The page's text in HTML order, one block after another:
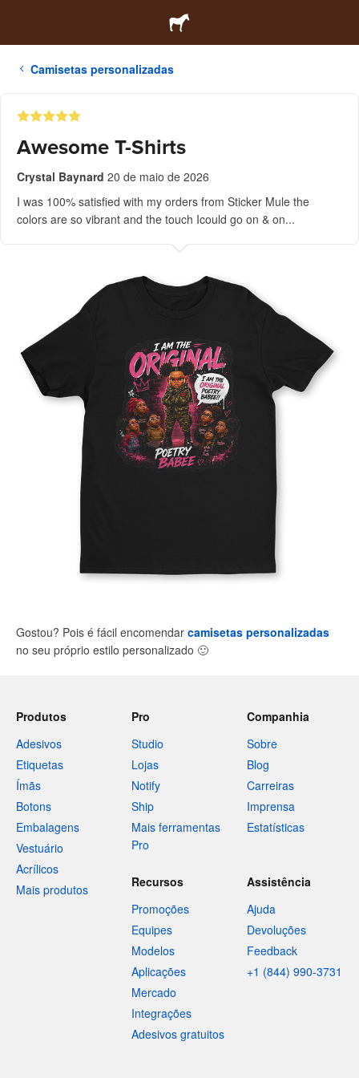
Camisetas personalizadas
Awesome T-Shirts
Crystal Baynard 20 de maio de 2026
I was 100% satisfied with my orders from Sticker Mule the
colors are so vibrant and the touch Icould go on & on...
Gostou? Pois é fácil encomendar camisetas personalizadas
no seu próprio estilo personalizado 🙂
Produtos
Adesivos
Etiquetas
Ímãs
Botons
Embalagens
Vestuário
Acrílicos
Mais produtos
Pro
Studio
Lojas
Notify
Ship
Mais ferramentas
Pro
Companhia
Sobre
Blog
Carreiras
Imprensa
Estatísticas
Recursos
Promoções
Equipes
Modelos
Aplicações
Mercado
Integrações
Adesivos gratuitos
Assistência
Ajuda
Devoluções
Feedback
+1 (844) 990-3731